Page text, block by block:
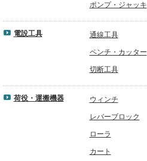
ポンプ・ジャッキ
電設工具 通線工具
ペンチ・カッター
切断工具
荷役・運搬機器 ウィンチ
レバーブロック
ローラ
カート